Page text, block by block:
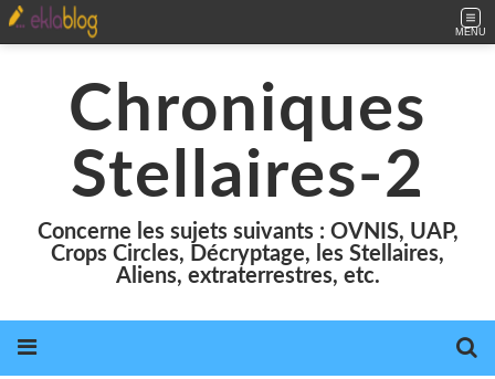
MENU
Chroniques
Stellaires-2
Concerne les sujets suivants : OVNIS, UAP,
Crops Circles, Décryptage, les Stellaires,
Aliens, extraterrestres, etc.